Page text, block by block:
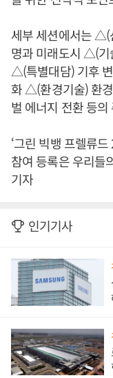
세부 세션에서는 △(
명과 미래도시 △(기
△(특별대담) 기후
화 △(환경기술) 환
벌 에너지 전환 등
‘그린 빅뱅 프렐류
참여 등록은우리들
기자
인기기사